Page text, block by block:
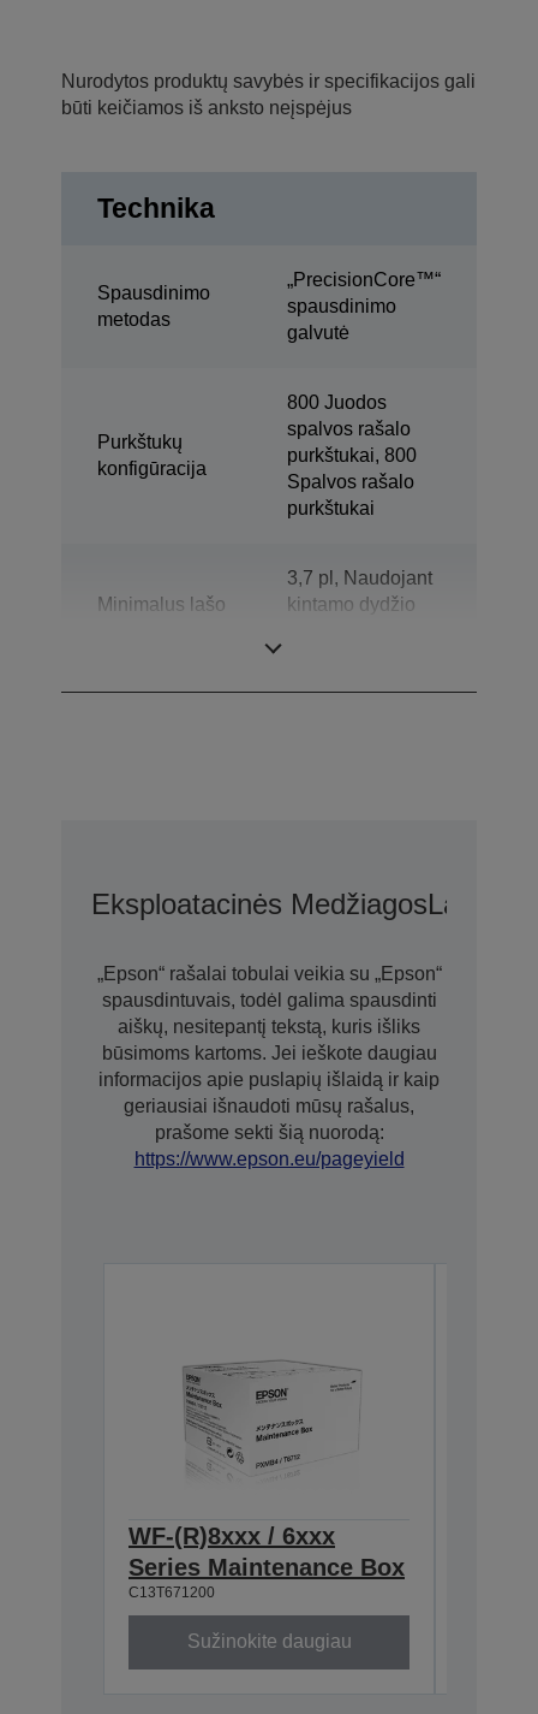
Nurodytos produktų savybės ir specifikacijos gali
būti keičiamos iš anksto neįspėjus
Technika
Spausdinimo
metodas
„PrecisionCore™“
spausdinimo
galvutė
Purkštukų
konfigūracija
800 Juodos
spalvos rašalo
purkštukai, 800
Spalvos rašalo
purkštukai
Minimalus lašo
3,7 pl, Naudojant
kintamo dydžio
Eksploatacinės Medžiagos
„Epson“ rašalai tobulai veikia su „Epson“
spausdintuvais, todėl galima spausdinti
aiškų, nesitepantį tekstą, kuris išliks
būsimoms kartoms. Jei ieškote daugiau
informacijos apie puslapių išlaidą ir kaip
geriausiai išnaudoti mūsų rašalus,
prašome sekti šią nuorodą:
https://www.epson.eu/pageyield
WF-(R)8xxx / 6xxx
Series Maintenance Box
C13T671200
Sužinokite daugiau